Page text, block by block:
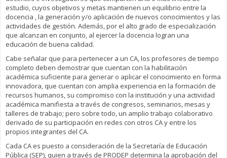
estudio, cuyos objetivos y metas mantienen un equilibrio entre la
docencia , la generación y/o aplicación de nuevos conocimientos y las
actividades de gestión. Además, por el alto grado de especialización
que alcanzan en conjunto, al ejercer la docencia logran una
educación de buena calidad.
Cabe señalar que para pertenecer a un CA, los profesores de tiempo
completo deben demostrar que cuentan con la habilitación
académica suficiente para generar o aplicar el conocimiento en forma
innovadora, que cuentan con amplia experiencia en la formación de
recursos humanos, su compromiso con la institución y una actividad
académica manifiesta a través de congresos, seminarios, mesas y
talleres de trabajo; pero sobre todo, un amplio trabajo colaborativo
derivado de su participación en redes con otros CA y entre los
propios integrantes del CA.
Cada CA es puesto a consideración de la Secretaría de Educación
Pública (SEP), quien a través de PRODEP determina la aprobación del